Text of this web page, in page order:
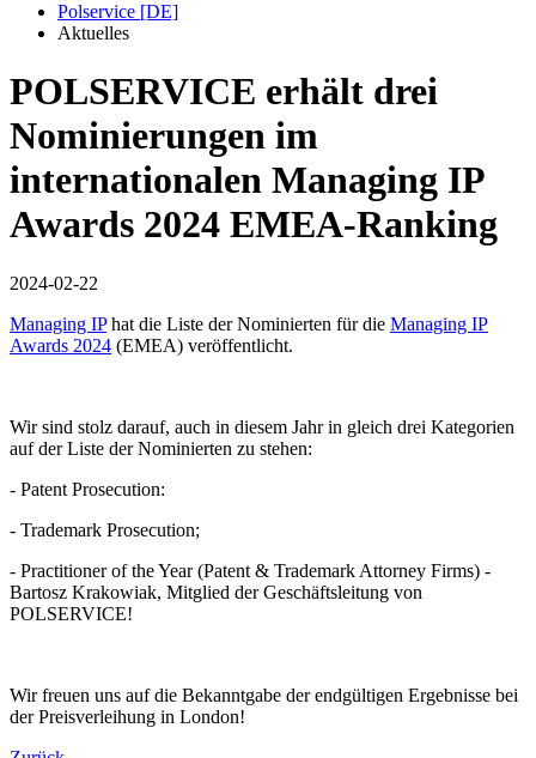
Polservice [DE]
Aktuelles
POLSERVICE erhält drei
Nominierungen im
internationalen Managing IP
Awards 2024 EMEA-Ranking
2024-02-22
Managing IPhat die Liste der Nominierten für die Managing IP
Awards 2024 (EMEA) veröffentlicht.
Wir sind stolz darauf, auch in diesem Jahr in gleich drei Kategorien
auf der Liste der Nominierten zu stehen:
- Patent Prosecution:
- Trademark Prosecution;
- Practitioner of the Year (Patent & Trademark Attorney Firms) -
Bartosz Krakowiak, Mitglied der Geschäftsleitung von
POLSERVICE!
Wir freuen uns auf die Bekanntgabe der endgültigen Ergebnisse bei
der Preisverleihung in London!